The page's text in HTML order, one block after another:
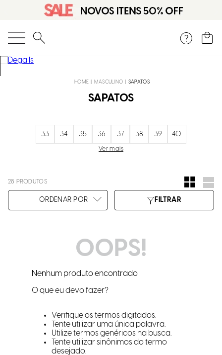
O que você está procurando?
MASCULINO SAPATOS
SAPATOS
33 34 35 36 37 38 39 40
Ver mais
28 PRODUTOS
OOPS!
Nenhum produto encontrado
O que eu devo fazer?
Verifique os termos digitados.
Tente utilizar uma única palavra.
Utilize termos genéricos na busca.
Tente utilizar sinônimos do termo
desejado.